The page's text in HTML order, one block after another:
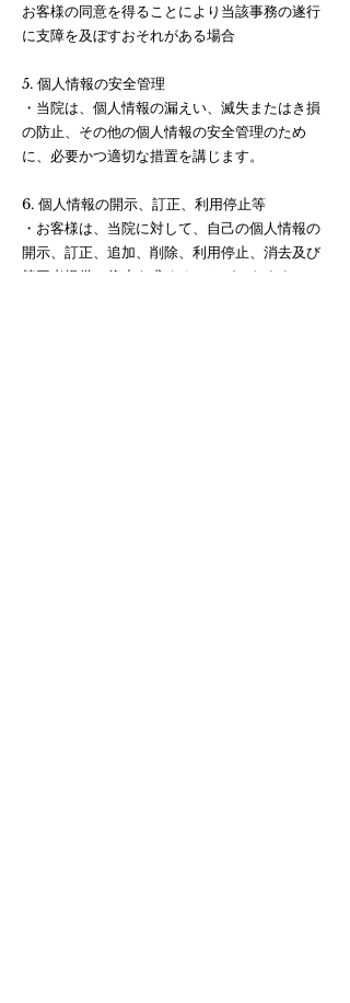
お客様の同意を得ることにより当該事務の遂行
に支障を及ぼすおそれがある場合
5. 個人情報の安全管理
・当院は、個人情報の漏えい、滅失またはき損
の防止、その他の個人情報の安全管理のため
に、必要かつ適切な措置を講じます。
6. 個人情報の開示、訂正、利用停止等
・お客様は、当院に対して、自己の個人情報の
開示、訂正、追加、削除、利用停止、消去及び
第三者提供の停止を求めることができます。こ